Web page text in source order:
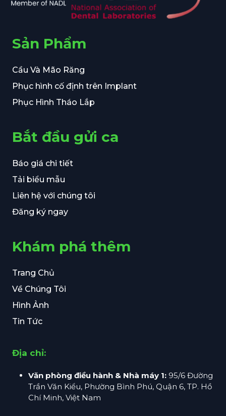
Sản Phẩm
Cầu Và Mão Răng
Phục hình cố định trên Implant
Phục Hình Tháo Lắp
Bắt đầu gửi ca
Báo giá chi tiết
Tải biểu mẫu
Liên hệ với chúng tôi
Đăng ký ngay
Khám phá thêm
Trang Chủ
Về Chúng Tôi
Hình Ảnh
Tin Tức
Địa chỉ:
Văn phòng điều hành & Nhà máy 1: 95/6 Đường
Trần Văn Kiểu, Phường Bình Phú, Quận 6, TP. Hồ
Chí Minh, Việt Nam